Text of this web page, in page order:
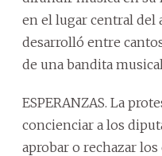
en el lugar central del
desarrolló entre
de una bandita
ESPERANZAS. La
concienciar a los
aprobar o rechazar